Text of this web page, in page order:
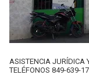
ASISTENCIA JURÍDICA
TELÉFONOS 849-639-